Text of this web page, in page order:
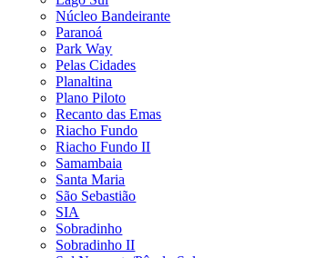
Núcleo Bandeirante
Paranoá
Park Way
Pelas Cidades
Planaltina
Plano Piloto
Recanto das Emas
Riacho Fundo
Riacho Fundo II
Samambaia
Santa Maria
São Sebastião
SIA
Sobradinho
Sobradinho II